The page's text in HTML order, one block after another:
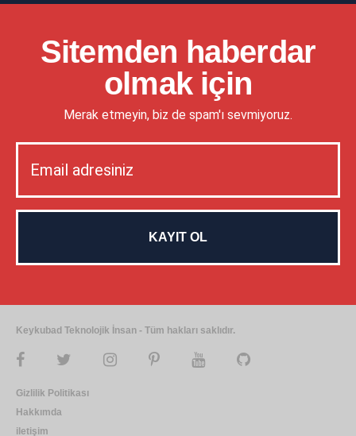
Sitemden haberdar
olmak için
Merak etmeyin, biz de spam'ı sevmiyoruz.
Keykubad Teknolojik İnsan - Tüm hakları saklıdır.
Gizlilik Politikası
Hakkımda
iletişim